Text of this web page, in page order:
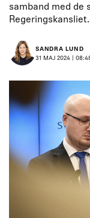
samband med de
Regeringskansliet.
SANDRA LUND
31 MAJ 2024 |